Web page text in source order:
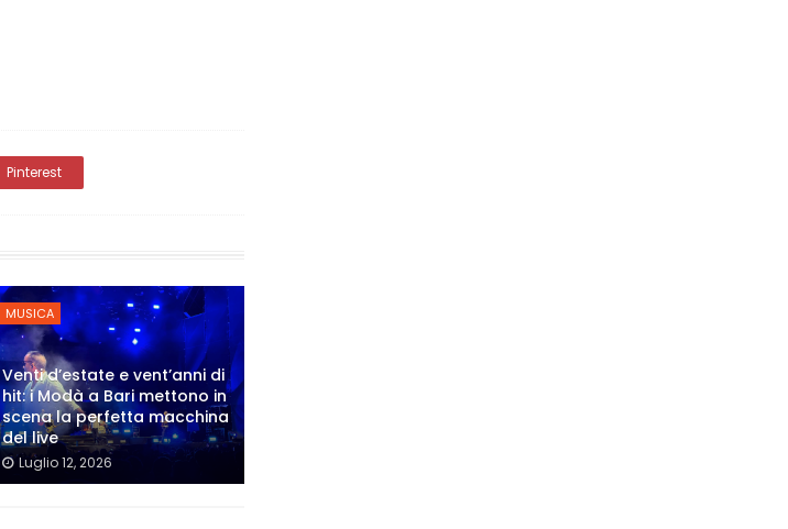
Pinterest
MUSICA
Venti d’estate e vent’anni di
hit: i Modà a Bari mettono in
scena la perfetta macchina
del live
Luglio 12, 2026